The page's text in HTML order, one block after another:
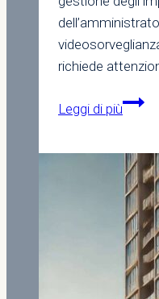
richiede
Leggi di più
cosa
dice
la
legge,
cosa